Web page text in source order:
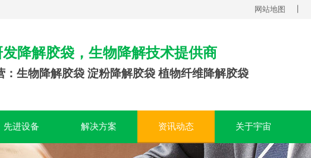
网站地图
降解胶袋，生物降解技术提供商
：生物降解胶袋 淀粉降解胶袋 植物纤维降解胶袋
先进设备 解决方案 资讯动态 关于宇宙